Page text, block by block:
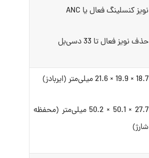
نویز کنسلینگ فعال یا ANC
حذف نویز فعال تا 33 دسی‌بل
18.7 × 19.9 × 21.6 میلی‌متر (ایربادز)
27.7 × 50.1 × 50.2 میلی‌متر (محفظه
شارژ)